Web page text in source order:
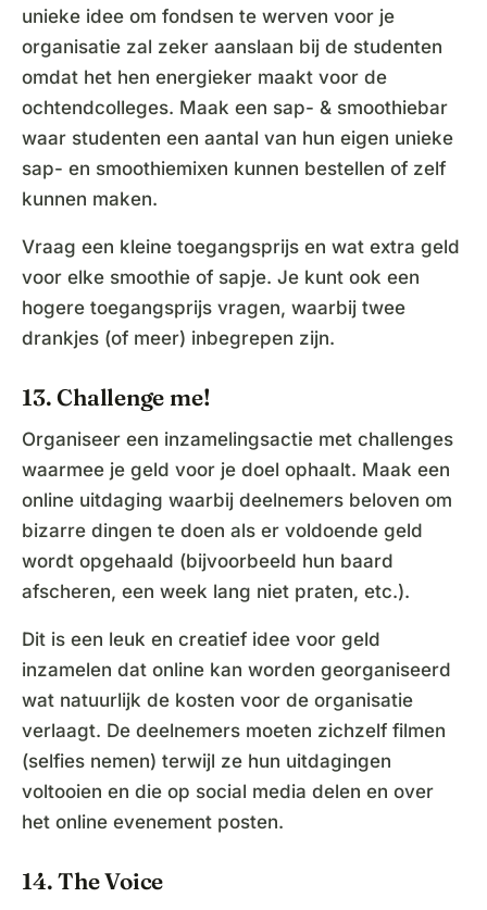
unieke idee om fondsen te werven voor je
organisatie zal zeker aanslaan bij de studenten
omdat het hen energieker maakt voor de
ochtendcolleges. Maak een sap- & smoothiebar
waar studenten een aantal van hun eigen unieke
sap- en smoothiemixen kunnen bestellen of zelf
kunnen maken.
Vraag een kleine toegangsprijs en wat extra geld
voor elke smoothie of sapje. Je kunt ook een
hogere toegangsprijs vragen, waarbij twee
drankjes (of meer) inbegrepen zijn.
13. Challenge me!
Organiseer een inzamelingsactie met challenges
waarmee je geld voor je doel ophaalt. Maak een
online uitdaging waarbij deelnemers beloven om
bizarre dingen te doen als er voldoende geld
wordt opgehaald (bijvoorbeeld hun baard
afscheren, een week lang niet praten, etc.).
Dit is een leuk en creatief idee voor geld
inzamelen dat online kan worden georganiseerd
wat natuurlijk de kosten voor de organisatie
verlaagt. De deelnemers moeten zichzelf filmen
(selfies nemen) terwijl ze hun uitdagingen
voltooien en die op social media delen en over
het online evenement posten.
14. The Voice